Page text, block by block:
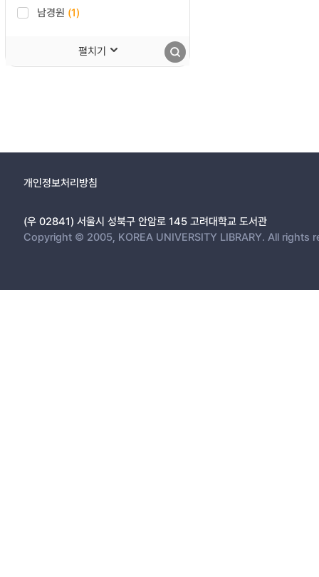
남경원 (1)
펼치기
개인정보처리방침
(우 02841) 서울시 성북구 안암로 145 고려대학교 도서관
Copyright © 2005, KOREA UNIVERSITY LIBRARY. All rights